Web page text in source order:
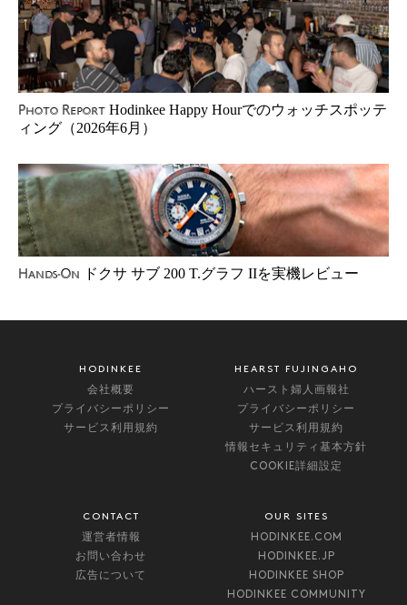
Photo Report Hodinkee Happy Hourでのウォッチスポッテ
ィング（2026年6月）
Hands-On ドクサ サブ 200 T.グラフ IIを実機レビュー
HODINKEE
会社概要
プライバシーポリシー
サービス利用規約
HEARST FUJINGAHO
ハースト婦人画報社
プライバシーポリシー
サービス利用規約
情報セキュリティ基本方針
COOKIE詳細設定
CONTACT
運営者情報
お問い合わせ
広告について
OUR SITES
HODINKEE.COM
HODINKEE.JP
HODINKEE SHOP
HODINKEE COMMUNITY